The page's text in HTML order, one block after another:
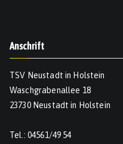
Anschrift
TSV Neustadt in Holstein
Waschgrabenallee 18
23730 Neustadt in Holstein
Tel.: 04561/49 54